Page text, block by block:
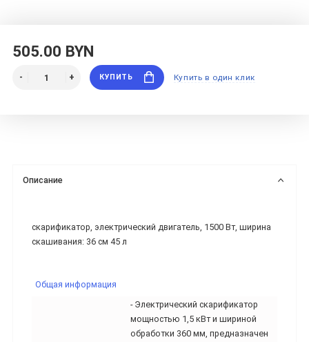
505.00 BYN
КУПИТЬ Купить в один клик
Описание
скарификатор, электрический двигатель, 1500 Вт, ширина
скашивания: 36 см 45 л
Общая информация
- Электрический скарификатор
мощностью 1,5 кВт и шириной
обработки 360 мм, предназначен